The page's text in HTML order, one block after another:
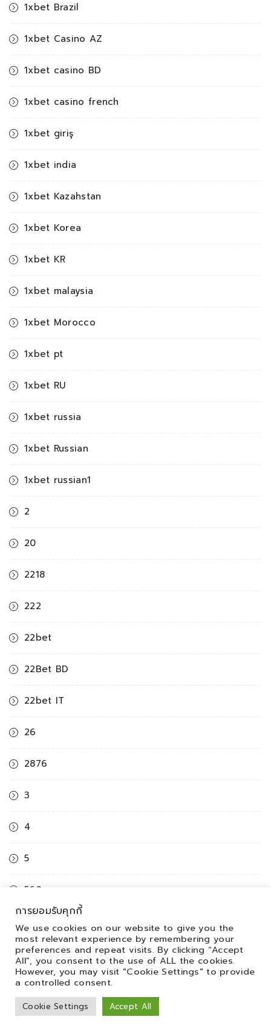
1xbet Brazil
1xbet Casino AZ
1xbet casino BD
1xbet casino french
1xbet giriş
1xbet india
1xbet Kazahstan
1xbet Korea
1xbet KR
1xbet malaysia
1xbet Morocco
1xbet pt
1xbet RU
1xbet russia
1xbet Russian
1xbet russian1
2
20
2218
222
22bet
22Bet BD
22bet IT
26
2876
3
4
5
560
691
7
8
การยอมรับคุกกี้
We use cookies on our website to give you the
most relevant experience by remembering your
preferences and repeat visits. By clicking “Accept
All”, you consent to the use of ALL the cookies.
However, you may visit "Cookie Settings" to provide
a controlled consent.
Cookie Settings Accept All